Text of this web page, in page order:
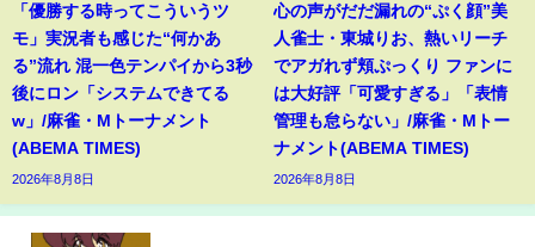
「優勝する時ってこういうツ
モ」実況者も感じた“何かあ
る”流れ 混一色テンパイから3秒
後にロン「システムできてる
w」/麻雀・Mトーナメント
(ABEMA TIMES)
2026年8月8日
心の声がだだ漏れの“ぷく顔”美
人雀士・東城りお、熱いリーチ
でアガれず頬ぷっくり ファンに
は大好評「可愛すぎる」「表情
管理も怠らない」/麻雀・Mトー
ナメント(ABEMA TIMES)
2026年8月8日